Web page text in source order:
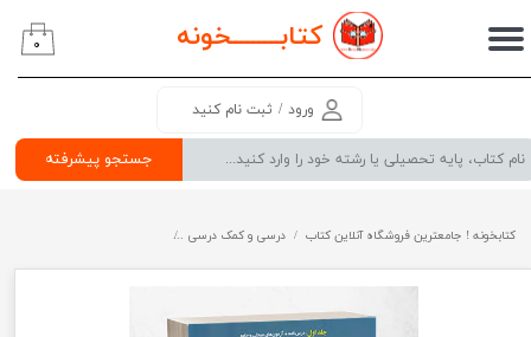
کتابــــــــخونه
جستجو پیشرفته
ورود / ثبت نام کنید
حساب کاربری من
سفارشات
۰
کتابخونه ! جامعترین فروشگاه آنلاین کتاب درسی و کمک درسی